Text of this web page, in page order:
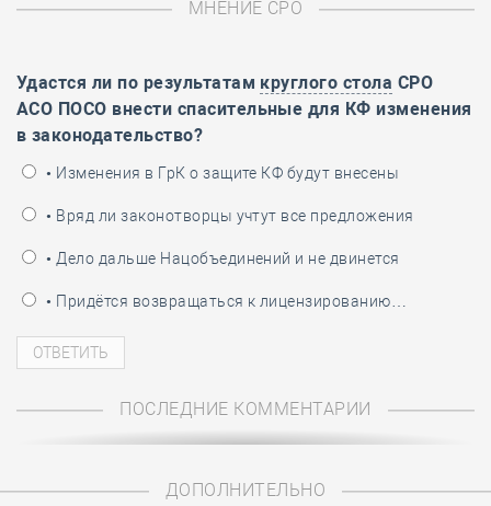
МНЕНИЕ СРО
Удастся ли по результатам круглого стола СРО
АСО ПОСО внести спасительные для КФ изменения
в законодательство?
• Изменения в ГрК о защите КФ будут внесены
• Вряд ли законотворцы учтут все предложения
• Дело дальше Нацобъединений и не двинется
• Придётся возвращаться к лицензированию…
ПОСЛЕДНИЕ КОММЕНТАРИИ
ДОПОЛНИТЕЛЬНО